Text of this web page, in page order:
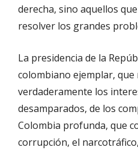
derecha, sino aquellos
resolver los grandes
La presidencia de la
colombiano ejemplar,
verdaderamente los
desamparados, de los
Colombia profunda, que
corrupción, el